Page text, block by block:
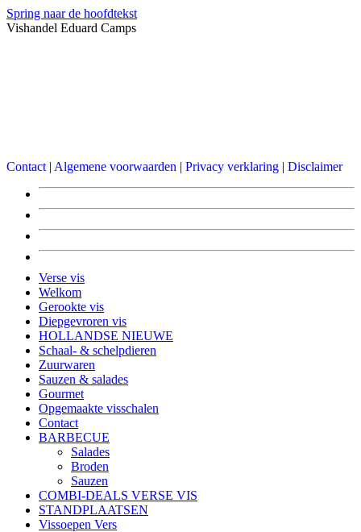
Spring naar de hoofdtekst
Vishandel Eduard Camps
Contact | Algemene voorwaarden | Privacy verklaring | Disclaimer
Verse vis
Welkom
Gerookte vis
Diepgevroren vis
HOLLANDSE NIEUWE
Schaal- & schelpdieren
Zuurwaren
Sauzen & salades
Gourmet
Opgemaakte visschalen
Contact
BARBECUE
Salades
Broden
Sauzen
COMBI-DEALS VERSE VIS
STANDPLAATSEN
Vissoepen Vers